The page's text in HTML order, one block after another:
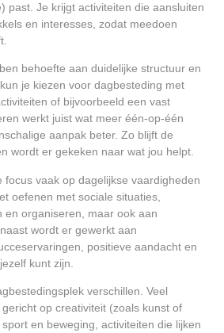
past. Je krijgt activiteiten die aansluiten
en interesses, zodat meedoen
behoefte aan duidelijke structuur en
je kiezen voor dagbesteding met
of bijvoorbeeld een vast
werkt juist wat meer één-op-één
aanpak beter. Zo blijft de
wordt er gekeken naar wat jou helpt.
focus vaak op dagelijkse vaardigheden
oefenen met sociale situaties,
en organiseren, maar ook aan
wordt er gewerkt aan
positieve aandacht en
kunt zijn.
verschillen. Veel
op creativiteit (zoals kunst of
en beweging, activiteiten die lijken